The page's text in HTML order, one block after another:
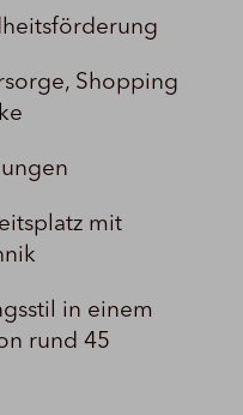
Shopping
mit
in einem
rund 45